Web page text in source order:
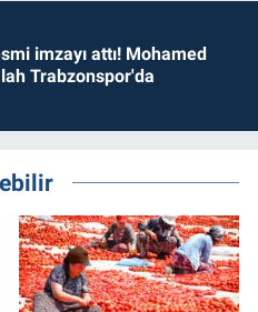
imzayı attı! Mohamed
Trabzonspor'da